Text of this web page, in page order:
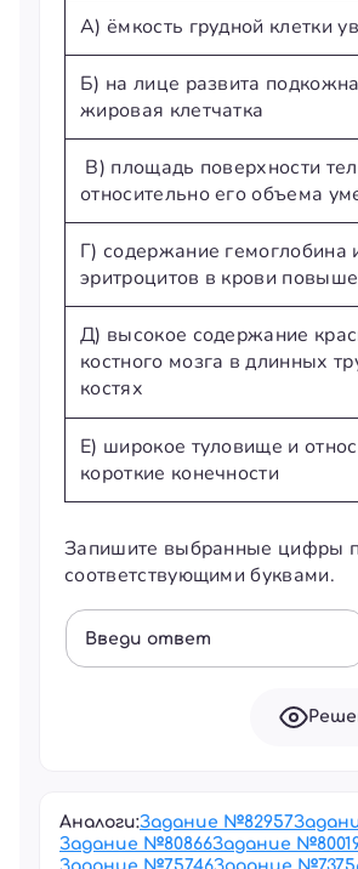
А) ёмкость грудной клетки
Б) на лице развита
жировая клетчатка
В) площадь поверхности
относительно его объема
Г) содержание гемоглобина
эритроцитов в крови
Д) высокое содержание
костного мозга в длинных
костях
Е) широкое туловище и
короткие конечности
Запишите выбранные цифры
соответствующими буквами.
Введи ответ
Аналоги:Задание №82957
Задание №80866Задание №